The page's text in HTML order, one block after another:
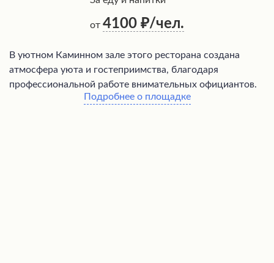
от 4100 /чел.
В уютном Каминном зале этого ресторана создана
атмосфера уюта и гостеприимства, благодаря
профессиональной работе внимательных официантов.
Здесь можно отметить любое торжество, от семейного
Подробнее о площадке